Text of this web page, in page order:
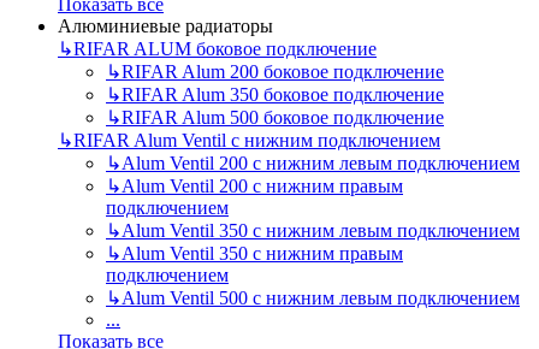
Алюминиевые радиаторы
↳RIFAR ALUM боковое подключение
↳RIFAR Alum 200 боковое подключение
↳RIFAR Alum 350 боковое подключение
↳RIFAR Alum 500 боковое подключение
↳RIFAR Alum Ventil с нижним подключением
↳Alum Ventil 200 с нижним левым подключением
↳Alum Ventil 200 с нижним правым
подключением
↳Alum Ventil 350 с нижним левым подключением
↳Alum Ventil 350 с нижним правым
подключением
↳Alum Ventil 500 с нижним левым подключением
...
Показать все